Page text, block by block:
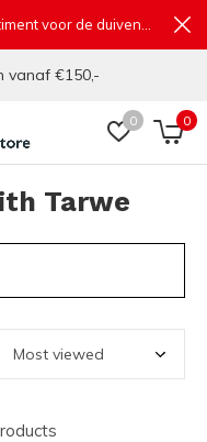
0 0
vanaf €150,-
Tarwe